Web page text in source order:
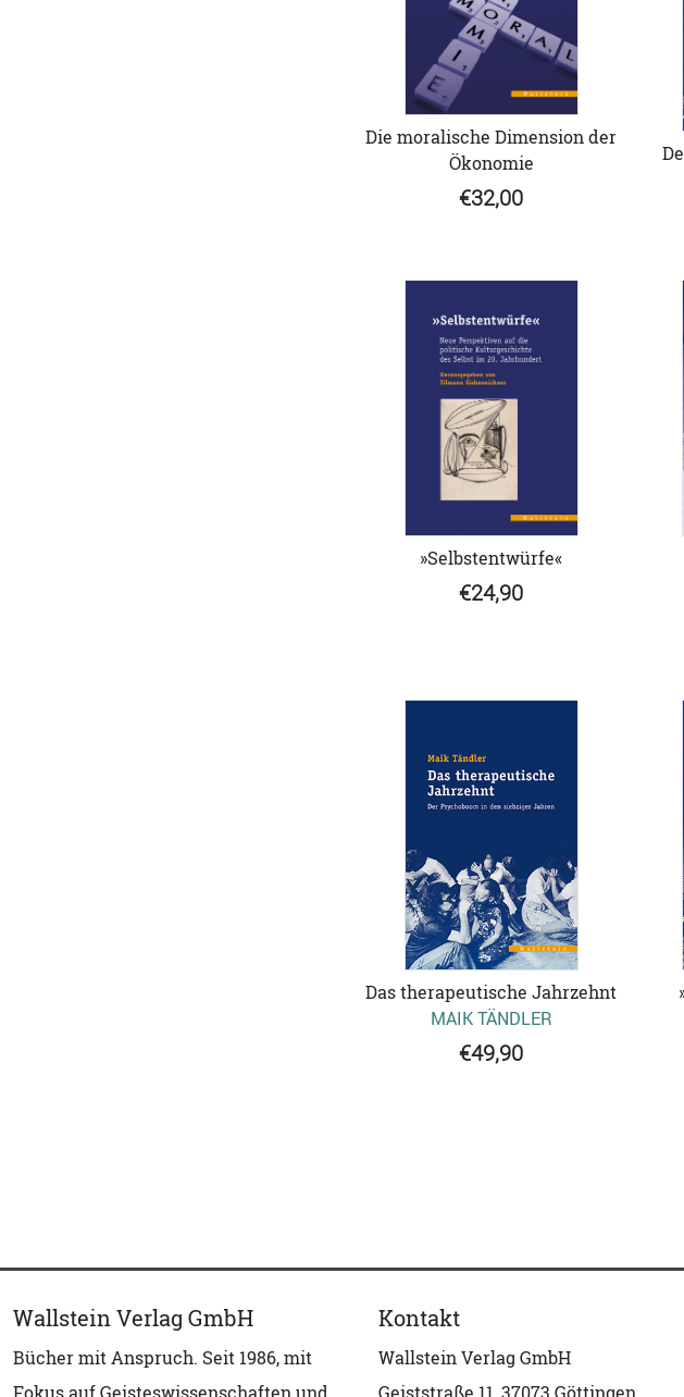
Die moralische Dimension der
Ökonomie
€32,00
»Selbstentwürfe«
€24,90
Das therapeutische Jahrzehnt
MAIK TÄNDLER
€49,90
Wallstein Verlag GmbH
Bücher mit Anspruch. Seit 1986, mit
Kontakt
Wallstein Verlag GmbH